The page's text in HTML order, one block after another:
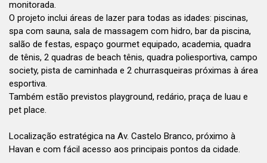
monitorada.
O projeto inclui áreas de lazer para todas as idades: piscinas,
spa com sauna, sala de massagem com hidro, bar da piscina,
salão de festas, espaço gourmet equipado, academia, quadra
de tênis, 2 quadras de beach tênis, quadra poliesportiva, campo
society, pista de caminhada e 2 churrasqueiras próximas à área
esportiva.
Também estão previstos playground, redário, praça de luau e
pet place.
Localização estratégica na Av. Castelo Branco, próximo à
Havan e com fácil acesso aos principais pontos da cidade.